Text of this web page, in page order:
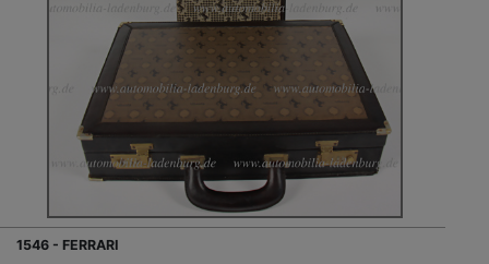
1546 - FERRARI